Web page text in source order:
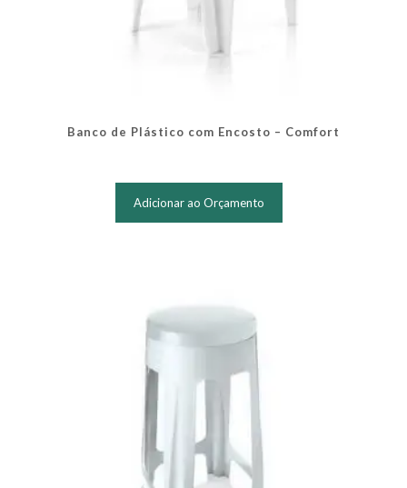
Banco de Plástico com Encosto – Comfort
Adicionar ao Orçamento